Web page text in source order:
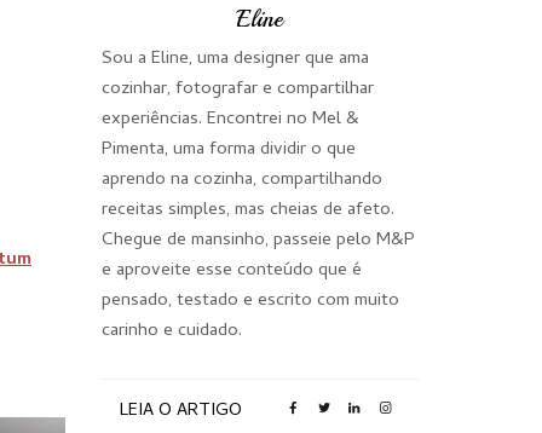
Eline
Sou a Eline, uma designer que ama
cozinhar, fotografar e compartilhar
experiências. Encontrei no Mel &
Pimenta, uma forma dividir o que
aprendo na cozinha, compartilhando
receitas simples, mas cheias de afeto.
Chegue de mansinho, passeie pelo M&P
e aproveite esse conteúdo que é
pensado, testado e escrito com muito
carinho e cuidado.
LEIA O ARTIGO